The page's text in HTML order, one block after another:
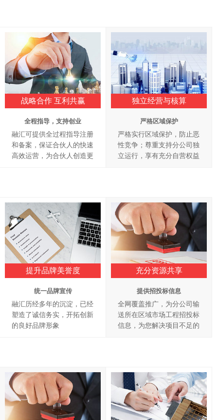
战略合作 互利共赢
全程指导，支持创业
融汇可提供全过程指导注册
和备案，保证合伙人的快速
高效运营，为合伙人创造更
独立经营与核算
严格区域保护
严格实行区域保护，防止恶
性竞争；尊重支持分公司独
立运行，享有充分自营权益
提升品牌美誉度
统一品牌宣传
融汇历经多年的沉淀，已经
塑造了诚信务实，开拓创新
的良好品牌形象
充分资源共享
提供招投标信息
全网覆盖推广，为分公司输
送所在区域市场工程招投标
信息，为您解决项目不足的